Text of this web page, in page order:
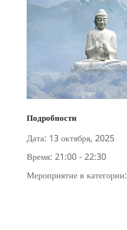
Подробности
Дата: 13 октября, 2025
Время: 21:00 - 22:30
Мероприятие в категории: